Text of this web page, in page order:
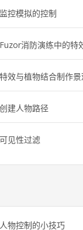
控模拟的控制
消防演练中的特
效与植物结合制作
建人物路径
见性过滤
物控制的小技巧